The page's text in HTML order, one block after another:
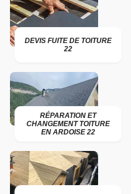
DEVIS FUITE DE TOITURE
22
RÉPARATION ET
CHANGEMENT TOITURE
EN ARDOISE 22